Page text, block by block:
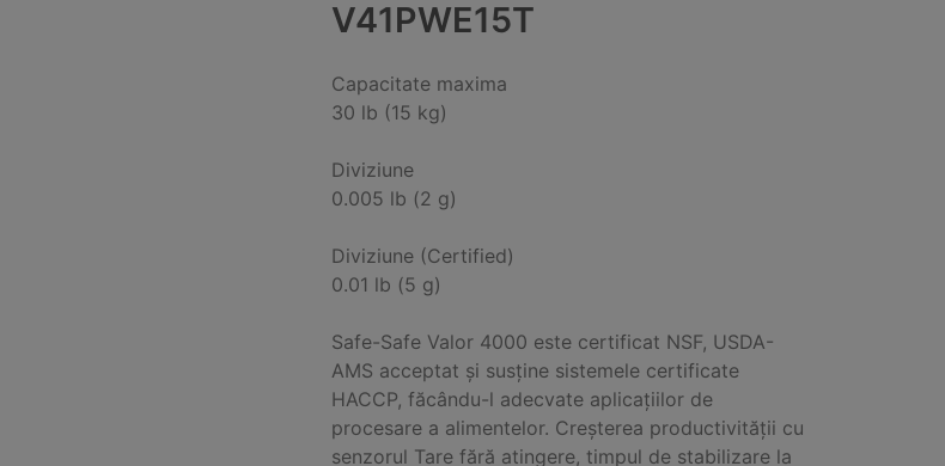
V41PWE15T
Capacitate maxima
30 lb (15 kg)
Diviziune
0.005 lb (2 g)
Diviziune (Certified)
0.01 lb (5 g)
Safe-Safe Valor 4000 este certificat NSF, USDA-
AMS acceptat și susține sistemele certificate
HACCP, făcându-l adecvate aplicațiilor de
procesare a alimentelor. Creșterea productivității cu
senzorul Tare fără atingere, timpul de stabilizare la